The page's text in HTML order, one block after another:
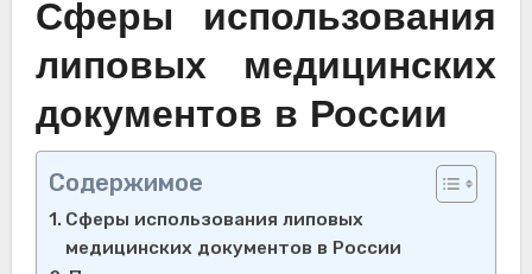
Сферы использования
липовых медицинских
документов в России
Содержимое
Сферы использования липовых
медицинских документов в России